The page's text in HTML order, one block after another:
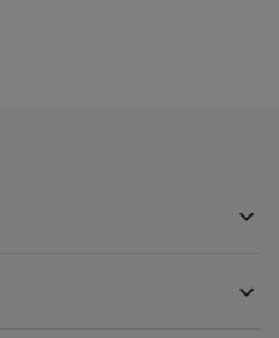
expand_more
expand_more